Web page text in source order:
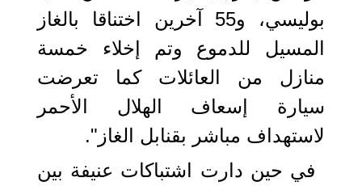
بوليسي، و55 آخرين اختناقا بالغاز
المسيل للدموع وتم إخلاء خمسة
منازل من العائلات كما تعرضت
سيارة إسعاف الهلال الأحمر
لاستهداف مباشر بقنابل الغاز".
في حين دارت اشتباكات عنيفة بين